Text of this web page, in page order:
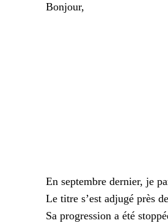
Bonjour,
En septembre dernier, je
Le titre s’est adjugé près
Sa progression a été